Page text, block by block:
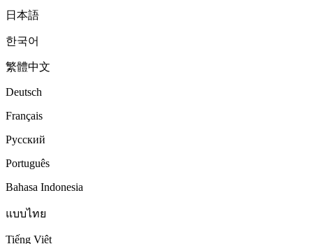
日本語
한국어
繁體中文
Deutsch
Français
Русский
Português
Bahasa Indonesia
แบบไทย
Tiếng Việt